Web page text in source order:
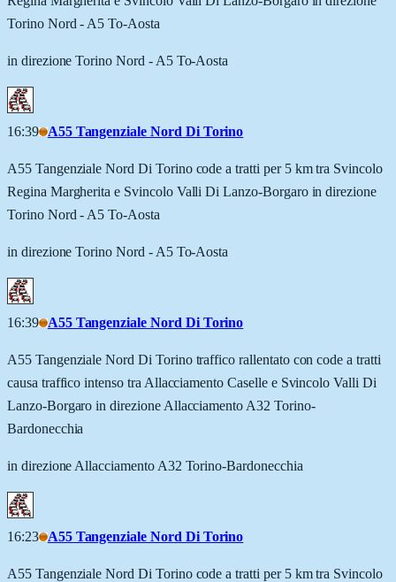
Torino Nord - A5 To-Aosta
in direzione Torino Nord - A5 To-Aosta
16:39 A55 Tangenziale Nord Di Torino
A55 Tangenziale Nord Di Torino code a tratti per 5 km tra Svincolo
Regina Margherita e Svincolo Valli Di Lanzo-Borgaro in direzione
Torino Nord - A5 To-Aosta
in direzione Torino Nord - A5 To-Aosta
16:39 A55 Tangenziale Nord Di Torino
A55 Tangenziale Nord Di Torino traffico rallentato con code a tratti
causa traffico intenso tra Allacciamento Caselle e Svincolo Valli Di
Lanzo-Borgaro in direzione Allacciamento A32 Torino-
Bardonecchia
in direzione Allacciamento A32 Torino-Bardonecchia
16:23 A55 Tangenziale Nord Di Torino
A55 Tangenziale Nord Di Torino code a tratti per 5 km tra Svincolo